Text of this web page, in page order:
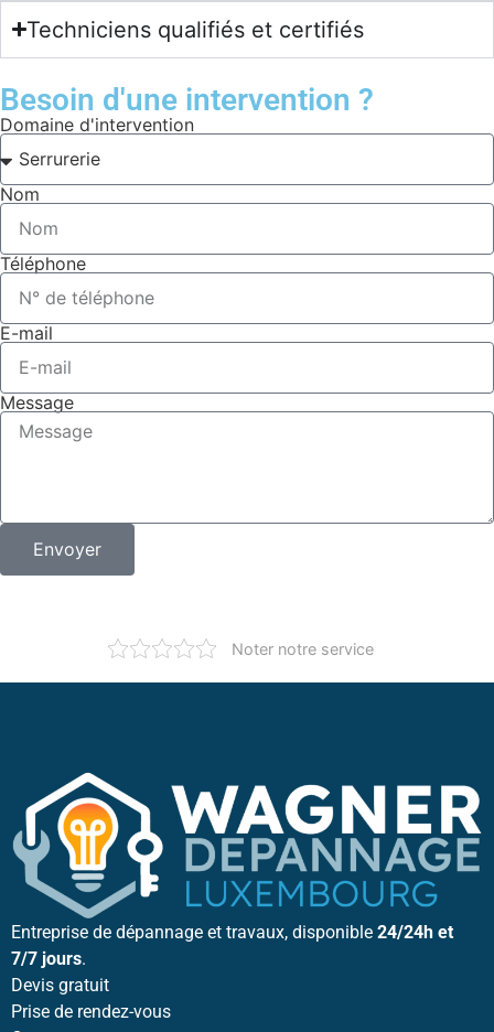
Techniciens qualifiés et certifiés
Besoin d'une intervention ?
Domaine d'intervention
Nom
Téléphone
E-mail
Message
Envoyer
Noter notre service
Entreprise de dépannage et travaux, disponible 24/24h et
7/7 jours.
Devis gratuit
Prise de rendez-vous